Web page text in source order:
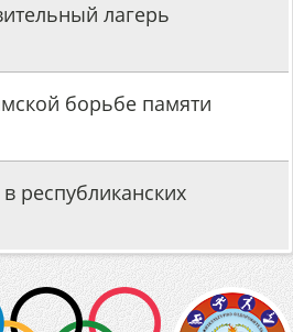
лагерь
борьбе памяти
республиканских